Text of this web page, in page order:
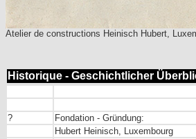
Atelier de constructions Heinisch Hubert,
Historique - Geschichtlicher
?
Fondation - Gründung:
Hubert Heinisch, Luxembourg